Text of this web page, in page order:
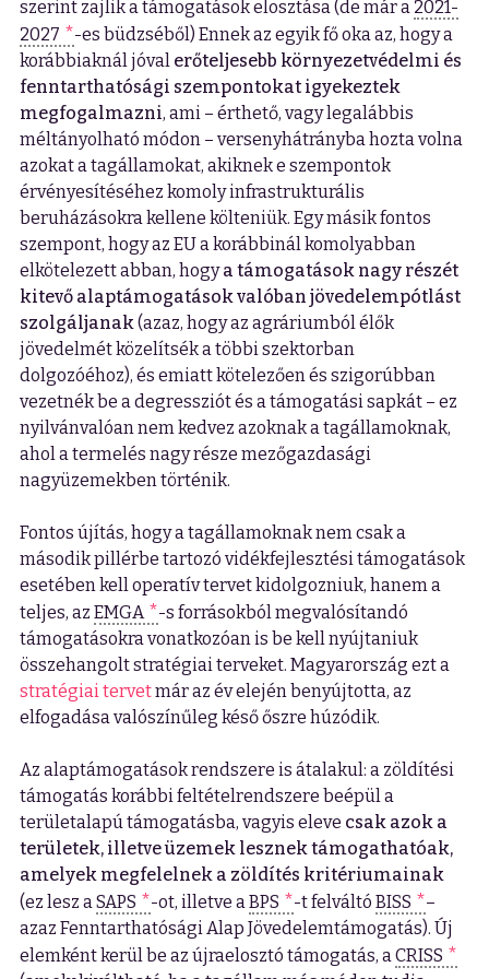
szerint zajlik a támogatások elosztása (de már a 2021-
2027
-es büdzséből) Ennek az egyik fő oka az, hogy a
korábbiaknál jóval erőteljesebb környezetvédelmi és
fenntarthatósági szempontokat igyekeztek
megfogalmazni, ami – érthető, vagy legalábbis
méltányolható módon – versenyhátrányba hozta volna
azokat a tagállamokat, akiknek e szempontok
érvényesítéséhez komoly infrastrukturális
beruházásokra kellene költeniük. Egy másik fontos
szempont, hogy az EU a korábbinál komolyabban
elkötelezett abban, hogya támogatások nagy részét
kitevő alaptámogatások valóban jövedelempótlást
szolgáljanak(azaz, hogy az agráriumból élők
jövedelmét közelítsék a többi szektorban
dolgozóéhoz), és emiatt kötelezően és szigorúbban
vezetnék be a degressziót és a támogatási sapkát – ez
nyilvánvalóan nem kedvez azoknak a tagállamoknak,
ahol a termelés nagy része mezőgazdasági
nagyüzemekben történik.
Fontos újítás, hogy a tagállamoknak nem csak a
második pillérbe tartozó vidékfejlesztési támogatások
esetében kell operatív tervet kidolgozniuk, hanem a
teljes, az EMGA
-s forrásokból megvalósítandó
támogatásokra vonatkozóan is be kell nyújtaniuk
összehangolt stratégiai terveket. Magyarország ezt a
stratégiai tervetmár az év elején benyújtotta, az
elfogadása valószínűleg késő őszre húzódik.
Az alaptámogatások rendszere is átalakul: a zöldítési
támogatás korábbi feltételrendszere beépül a
területalapú támogatásba, vagyis eleve csak azok a
területek, illetve üzemek lesznek támogathatóak,
amelyek megfelelnek a zöldítés kritériumainak
(ez lesz aSAPS -ot, illetve aBPS -t felváltó BISS
–
azaz Fenntarthatósági Alap Jövedelemtámogatás). Új
elemként kerül be az újraelosztó támogatás, aCRISS